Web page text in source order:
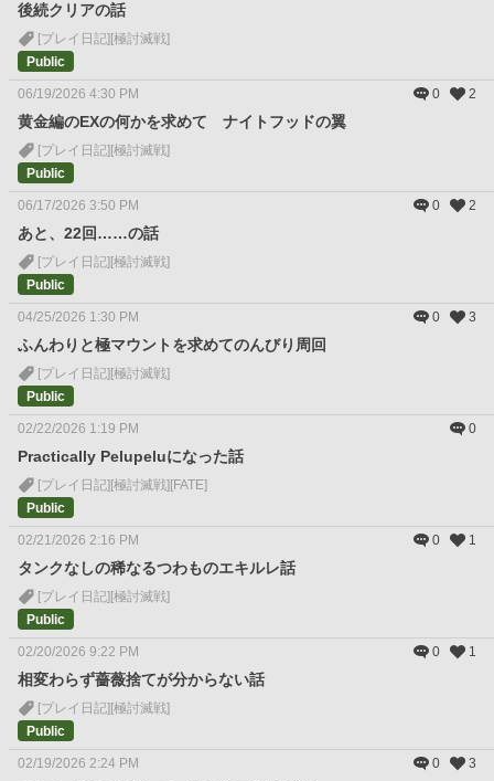
後続クリアの話
[プレイ日記] [極討滅戦]
Public
06/19/2026 4:30 PM 0 2
黄金編のEXの何かを求めて ナイトフッドの翼
[プレイ日記] [極討滅戦]
Public
06/17/2026 3:50 PM 0 2
あと、22回……の話
[プレイ日記] [極討滅戦]
Public
04/25/2026 1:30 PM 0 3
ふんわりと極マウントを求めてのんびり周回
[プレイ日記] [極討滅戦]
Public
02/22/2026 1:19 PM 0
Practically Pelupeluになった話
[プレイ日記] [極討滅戦] [FATE]
Public
02/21/2026 2:16 PM 0 1
タンクなしの稀なるつわものエキルレ話
[プレイ日記] [極討滅戦]
Public
02/20/2026 9:22 PM 0 1
相変わらず薔薇捨てが分からない話
[プレイ日記] [極討滅戦]
Public
02/19/2026 2:24 PM 0 3